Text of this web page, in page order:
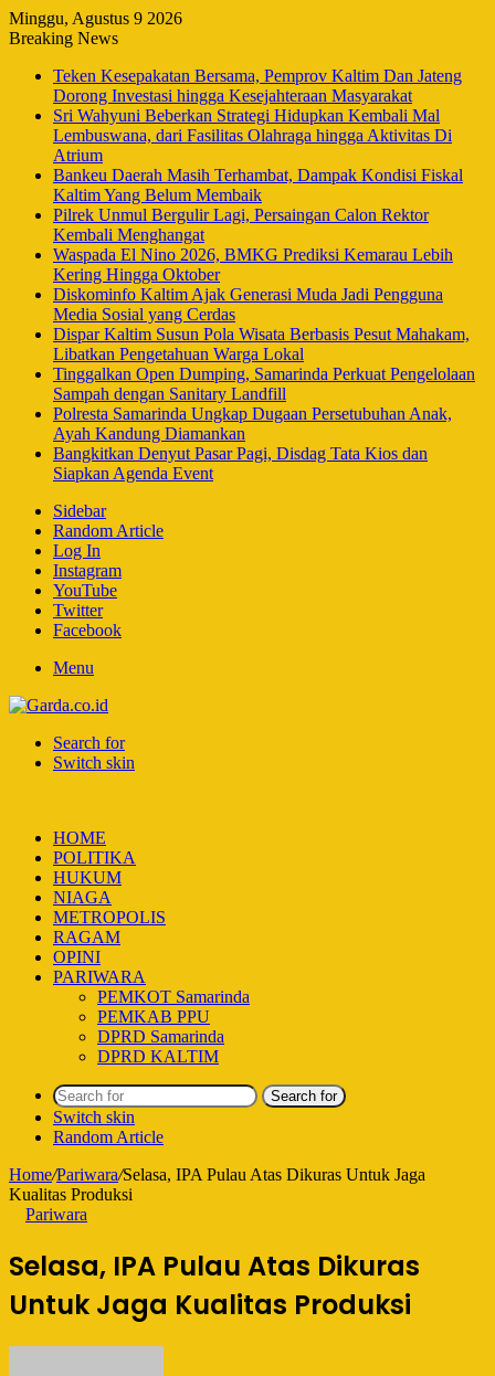
Minggu, Agustus 9 2026
Breaking News
Teken Kesepakatan Bersama, Pemprov Kaltim Dan Jateng
Dorong Investasi hingga Kesejahteraan Masyarakat
Sri Wahyuni Beberkan Strategi Hidupkan Kembali Mal
Lembuswana, dari Fasilitas Olahraga hingga Aktivitas Di
Atrium
Bankeu Daerah Masih Terhambat, Dampak Kondisi Fiskal
Kaltim Yang Belum Membaik
Pilrek Unmul Bergulir Lagi, Persaingan Calon Rektor
Kembali Menghangat
Waspada El Nino 2026, BMKG Prediksi Kemarau Lebih
Kering Hingga Oktober
Diskominfo Kaltim Ajak Generasi Muda Jadi Pengguna
Media Sosial yang Cerdas
Dispar Kaltim Susun Pola Wisata Berbasis Pesut Mahakam,
Libatkan Pengetahuan Warga Lokal
Tinggalkan Open Dumping, Samarinda Perkuat Pengelolaan
Sampah dengan Sanitary Landfill
Polresta Samarinda Ungkap Dugaan Persetubuhan Anak,
Ayah Kandung Diamankan
Bangkitkan Denyut Pasar Pagi, Disdag Tata Kios dan
Siapkan Agenda Event
Sidebar
Random Article
Log In
Instagram
YouTube
Twitter
Facebook
Menu
Search for
Switch skin
HOME
POLITIKA
HUKUM
NIAGA
METROPOLIS
RAGAM
OPINI
PARIWARA
PEMKOT Samarinda
PEMKAB PPU
DPRD Samarinda
DPRD KALTIM
Search for
Switch skin
Random Article
Home/Pariwara/Selasa, IPA Pulau Atas Dikuras Untuk Jaga
Kualitas Produksi
Pariwara
Selasa, IPA Pulau Atas Dikuras
Untuk Jaga Kualitas Produksi